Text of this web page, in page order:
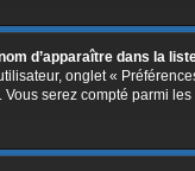
d’apparaître dans la
onglet «
serez compté parmi